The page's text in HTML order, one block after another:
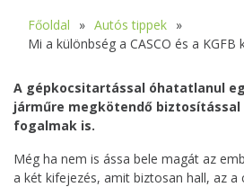
Főoldal
Autós tippek
Mi a különbség a CASCO és a KGFB
A gépkocsitartással óhatatlanul
járműre megkötendő biztosítással
fogalmak is.
Még ha nem is ássa bele magát az
a két kifejezés, amit biztosan hall, az a